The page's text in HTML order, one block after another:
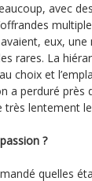
avec
eux,
rares. La
choix et
a perduré près
très lentement
?
quelles